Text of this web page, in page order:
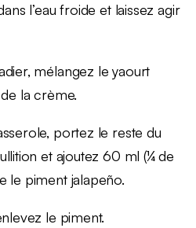
l’eau froide et laissez agir
mélangez le yaourt
la crème.
portez le reste du
et ajoutez 60 ml (¼ de
le piment jalapeño.
le piment.